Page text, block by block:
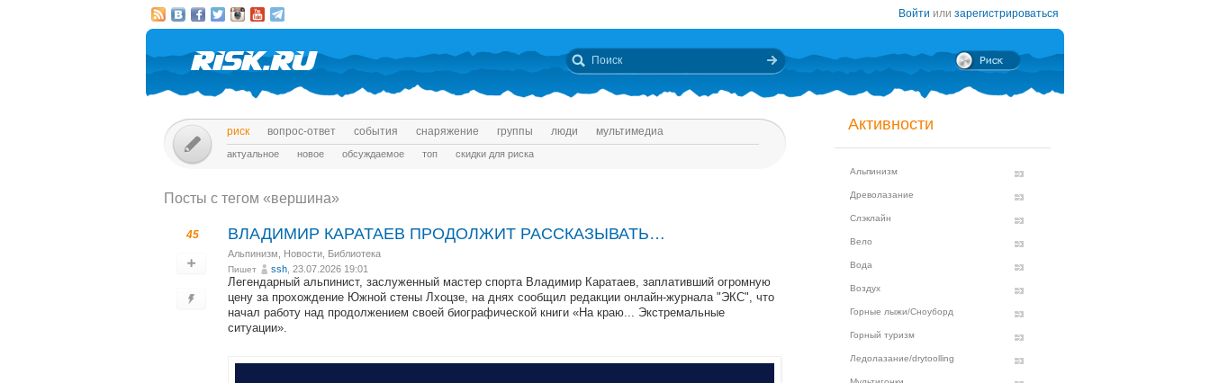
Войти или зарегистрироваться
риск вопрос-ответ события снаряжение группы люди мультимедиа
актуальное новое обсуждаемое топ скидки для риска
Посты c тегом «вершина»
45 ВЛАДИМИР КАРАТАЕВ ПРОДОЛЖИТ РАССКАЗЫВАТЬ…
Альпинизм Новости Библиотека
Пишет ssh , 23.07.2026 19:01
Легендарный альпинист, заслуженный мастер спорта Владимир Каратаев, заплативший огромную
цену за прохождение Южной стены Лхоцзе, на днях сообщил редакции онлайн-журнала "ЭКС", что
начал работу над продолжением своей биографической книги «На краю... Экстремальные
ситуации».
Активности
Альпинизм
Древолазание
Слэклайн
Вело
Вода
Воздух
Горные лыжи/Сноуборд
Горный туризм
Ледолазание/drytoolling